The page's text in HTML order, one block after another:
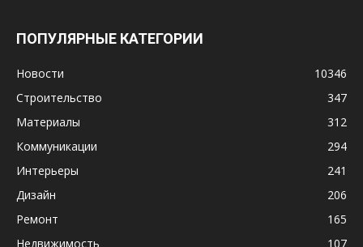
ПОПУЛЯРНЫЕ КАТЕГОРИИ
Новости
10346
Строительство
347
Материалы
312
Коммуникации
294
Интерьеры
241
Дизайн
206
Ремонт
165
Недвижимость
107